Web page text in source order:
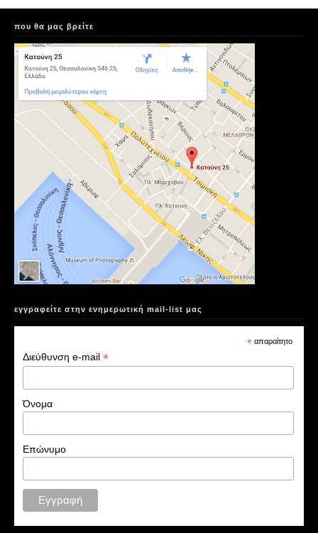
που θα μας βρείτε
εγγραφείτε στην ενημερωτική mail-list μας
* απαραίτητο
Διεύθυνση e-mail*
Όνομα
Επώνυμο